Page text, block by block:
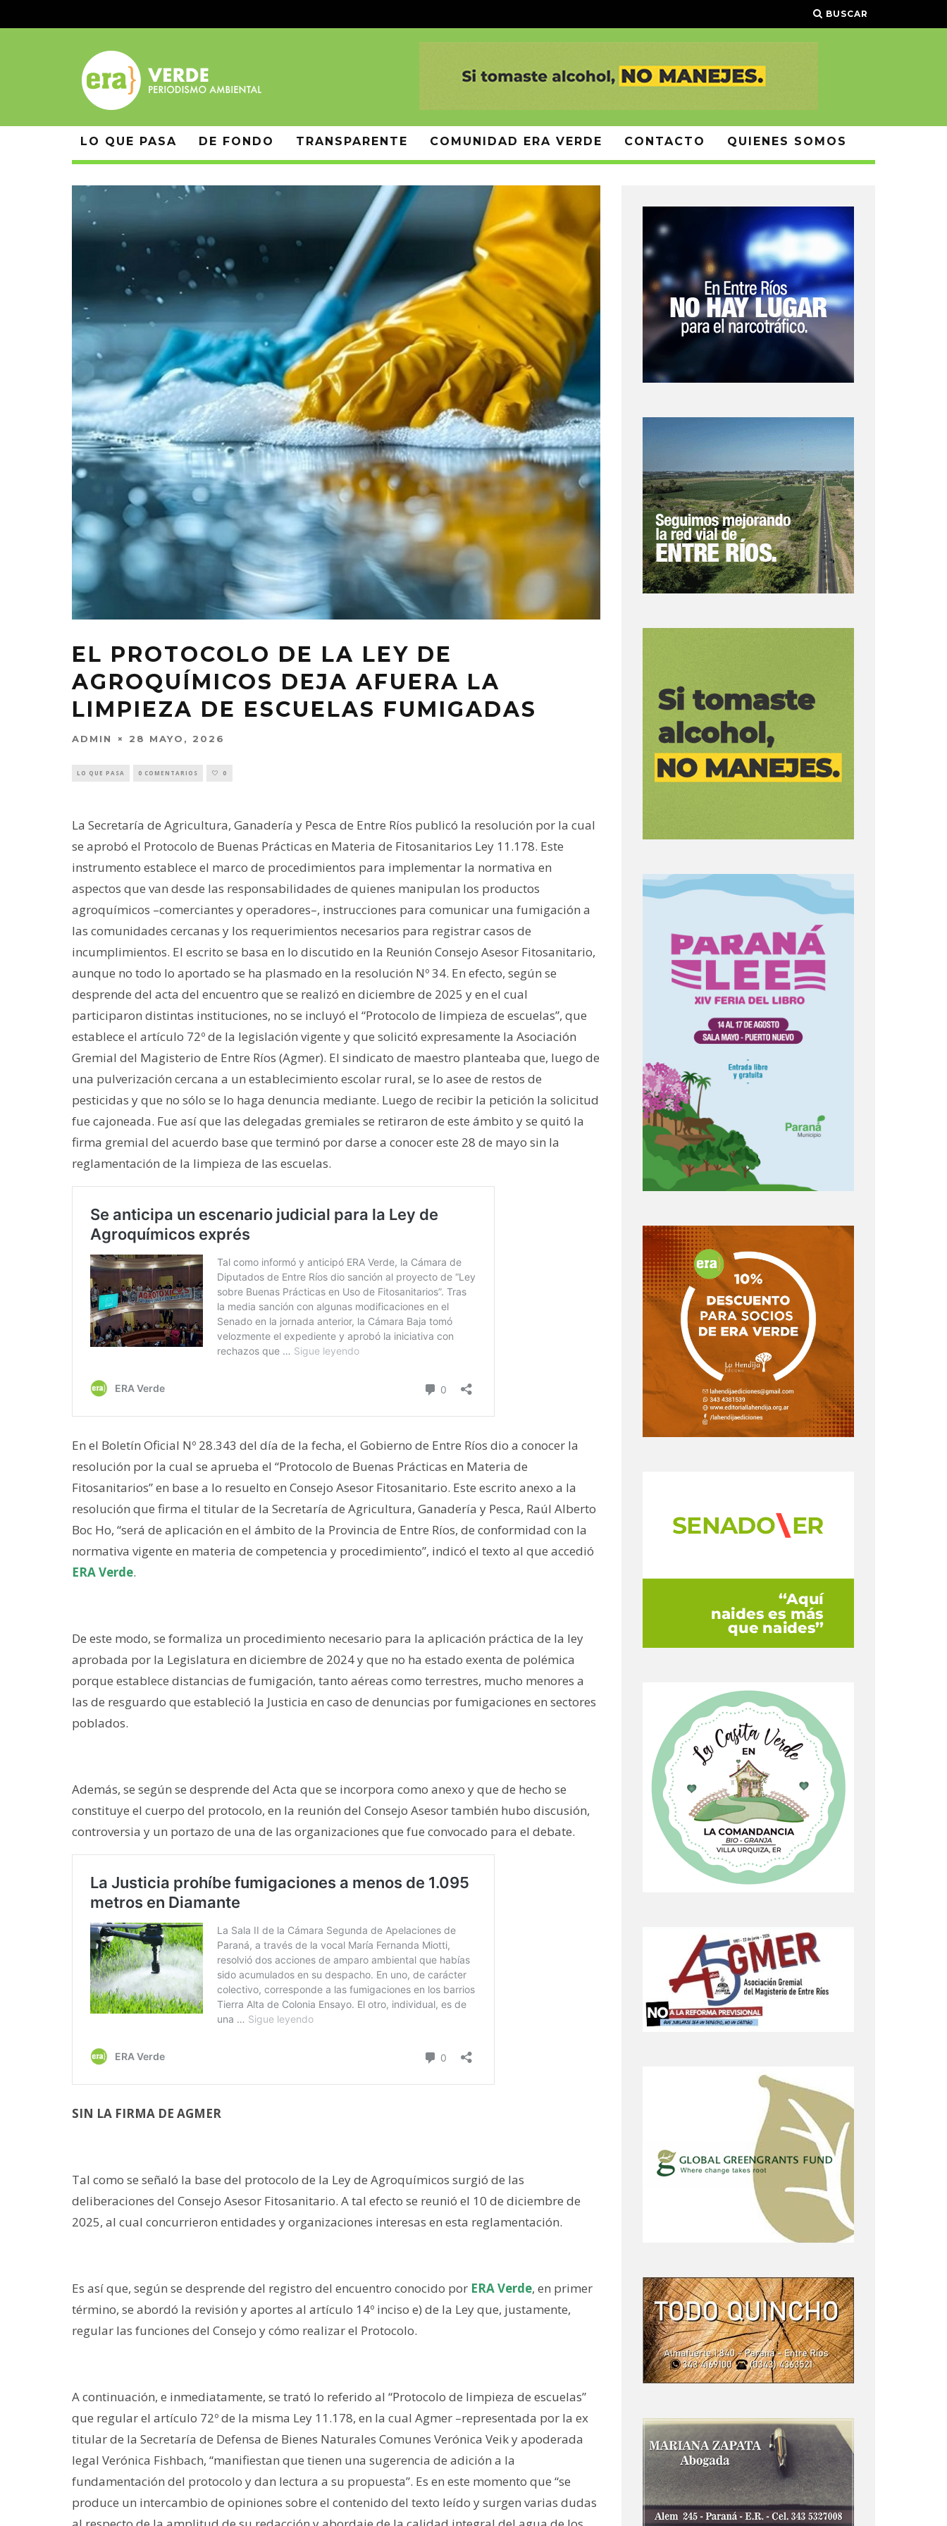
BUSCAR
LO QUE PASA DE FONDO TRANSPARENTE COMUNIDAD ERA VERDE CONTACTO QUIENES SOMOS
EL PROTOCOLO DE LA LEY DE
AGROQUÍMICOS DEJA AFUERA LA
LIMPIEZA DE ESCUELAS FUMIGADAS
ADMIN 28 MAYO, 2026
LO QUE PASA 0 COMENTARIOS 0
La Secretaría de Agricultura, Ganadería y Pesca de Entre Ríos publicó la resolución por la cual
se aprobó el Protocolo de Buenas Prácticas en Materia de Fitosanitarios Ley 11.178. Este
instrumento establece el marco de procedimientos para implementar la normativa en
aspectos que van desde las responsabilidades de quienes manipulan los productos
agroquímicos –comerciantes y operadores–, instrucciones para comunicar una fumigación a
las comunidades cercanas y los requerimientos necesarios para registrar casos de
incumplimientos. El escrito se basa en lo discutido en la Reunión Consejo Asesor Fitosanitario,
aunque no todo lo aportado se ha plasmado en la resolución Nº 34. En efecto, según se
desprende del acta del encuentro que se realizó en diciembre de 2025 y en el cual
participaron distintas instituciones, no se incluyó el “Protocolo de limpieza de escuelas”, que
establece el artículo 72º de la legislación vigente y que solicitó expresamente la Asociación
Gremial del Magisterio de Entre Ríos (Agmer). El sindicato de maestro planteaba que, luego de
una pulverización cercana a un establecimiento escolar rural, se lo asee de restos de
pesticidas y que no sólo se lo haga denuncia mediante. Luego de recibir la petición la solicitud
fue cajoneada. Fue así que las delegadas gremiales se retiraron de este ámbito y se quitó la
firma gremial del acuerdo base que terminó por darse a conocer este 28 de mayo sin la
reglamentación de la limpieza de las escuelas.
En el Boletín Oficial Nº 28.343 del día de la fecha, el Gobierno de Entre Ríos dio a conocer la
resolución por la cual se aprueba el “Protocolo de Buenas Prácticas en Materia de
Fitosanitarios” en base a lo resuelto en Consejo Asesor Fitosanitario. Este escrito anexo a la
resolución que firma el titular de la Secretaría de Agricultura, Ganadería y Pesca, Raúl Alberto
Boc Ho, “será de aplicación en el ámbito de la Provincia de Entre Ríos, de conformidad con la
normativa vigente en materia de competencia y procedimiento”, indicó el texto al que accedió
ERA Verde.
De este modo, se formaliza un procedimiento necesario para la aplicación práctica de la ley
aprobada por la Legislatura en diciembre de 2024 y que no ha estado exenta de polémica
porque establece distancias de fumigación, tanto aéreas como terrestres, mucho menores a
las de resguardo que estableció la Justicia en caso de denuncias por fumigaciones en sectores
poblados.
Además, se según se desprende del Acta que se incorpora como anexo y que de hecho se
constituye el cuerpo del protocolo, en la reunión del Consejo Asesor también hubo discusión,
controversia y un portazo de una de las organizaciones que fue convocado para el debate.
SIN LA FIRMA DE AGMER
Tal como se señaló la base del protocolo de la Ley de Agroquímicos surgió de las
deliberaciones del Consejo Asesor Fitosanitario. A tal efecto se reunió el 10 de diciembre de
2025, al cual concurrieron entidades y organizaciones interesas en esta reglamentación.
Es así que, según se desprende del registro del encuentro conocido por ERA Verde, en primer
término, se abordó la revisión y aportes al artículo 14º inciso e) de la Ley que, justamente,
regular las funciones del Consejo y cómo realizar el Protocolo.
A continuación, e inmediatamente, se trató lo referido al “Protocolo de limpieza de escuelas”
que regular el artículo 72º de la misma Ley 11.178, en la cual Agmer –representada por la ex
titular de la Secretaría de Defensa de Bienes Naturales Comunes Verónica Veik y apoderada
legal Verónica Fishbach, “manifiestan que tienen una sugerencia de adición a la
fundamentación del protocolo y dan lectura a su propuesta”. Es en este momento que “se
produce un intercambio de opiniones sobre el contenido del texto leído y surgen varias dudas